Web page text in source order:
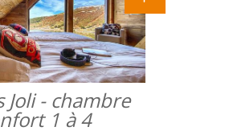
Joli - chambre
1 à 4